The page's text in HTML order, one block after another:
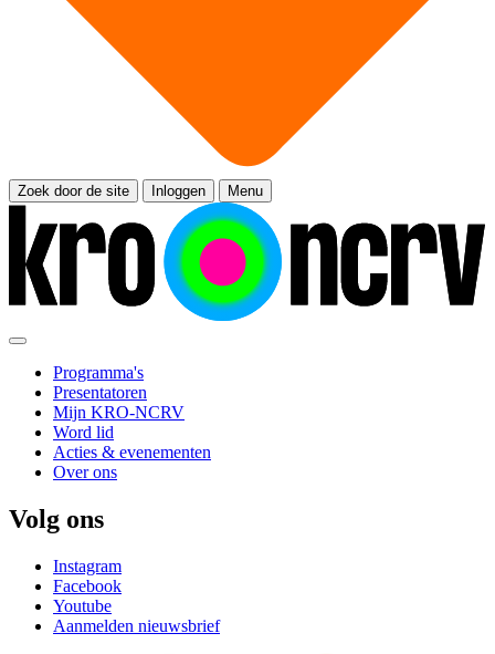
Zoek door de site Inloggen Menu
Programma's
Presentatoren
Mijn KRO-NCRV
Word lid
Acties & evenementen
Over ons
Volg ons
Instagram
Facebook
Youtube
Aanmelden nieuwsbrief